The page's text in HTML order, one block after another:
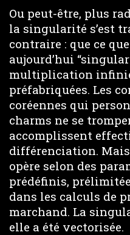
Ou peut-être, plus
la singularité s’est
contraire : que ce
aujourd’hui
multiplication
préfabriquées. Les
coréennes qui
charms ne se
accomplissent
différenciation.
opère selon des
prédéfinis,
dans les calculs de
marchand. La
elle a été vectorisée.